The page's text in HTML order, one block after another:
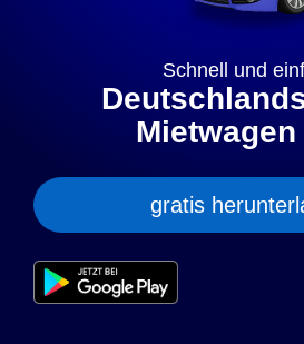
Schnell und
Mietwagen
gratis